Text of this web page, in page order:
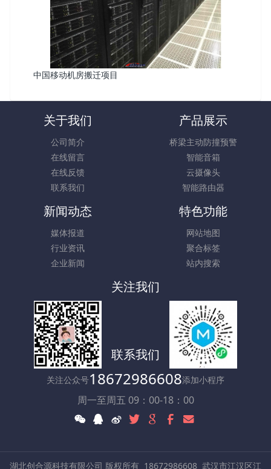
中国移动机房搬迁项目
关于我们
公司简介
在线留言
在线反馈
联系我们
产品展示
桥梁主动防撞预警
智能音箱
云摄像头
智能路由器
新闻动态
媒体报道
行业资讯
企业新闻
特色功能
网站地图
聚合标签
站内搜索
关注我们
关注公众号 添加小程序
联系我们
18672986608
周一至周五 09：00-18：00
湖北创合源科技有限公司 版权所有 18672986608 武汉市江汉区江